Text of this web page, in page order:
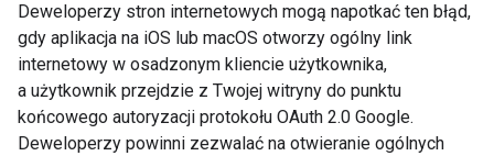
Deweloperzy stron internetowych mogą napotkać ten błąd,
gdy aplikacja na iOS lub macOS otworzy ogólny link
internetowy w osadzonym kliencie użytkownika,
a użytkownik przejdzie z Twojej witryny do punktu
końcowego autoryzacji protokołu OAuth 2.0 Google.
Deweloperzy powinni zezwalać na otwieranie ogólnych